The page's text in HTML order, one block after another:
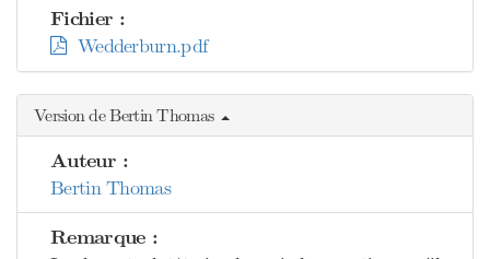
Fichier :
Wedderburn.pdf
Version de Bertin Thomas
Auteur :
Bertin Thomas
Remarque :